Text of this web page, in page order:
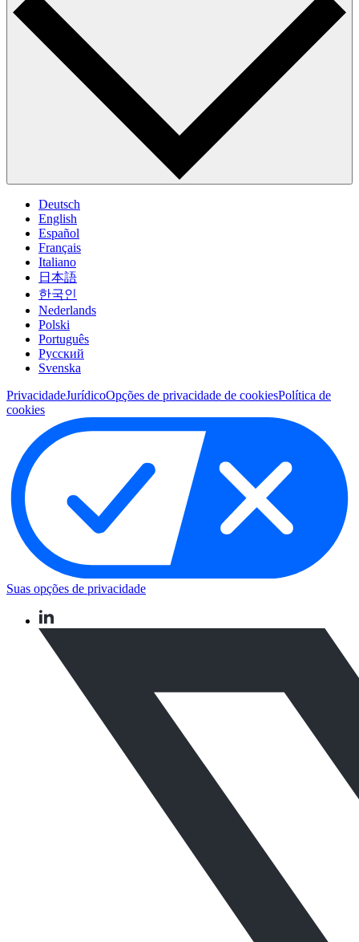
Deutsch
English
Español
Français
Italiano
日本語
한국인
Nederlands
Polski
Português
Pусский
Svenska
PrivacidadeJurídicoOpções de privacidade de cookiesPolítica de
cookies
Suas opções de privacidade